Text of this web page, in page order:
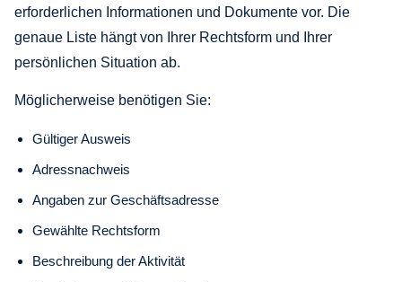
erforderlichen Informationen und Dokumente vor. Die
genaue Liste hängt von Ihrer Rechtsform und Ihrer
persönlichen Situation ab.
Möglicherweise benötigen Sie:
Gültiger Ausweis
Adressnachweis
Angaben zur Geschäftsadresse
Gewählte Rechtsform
Beschreibung der Aktivität